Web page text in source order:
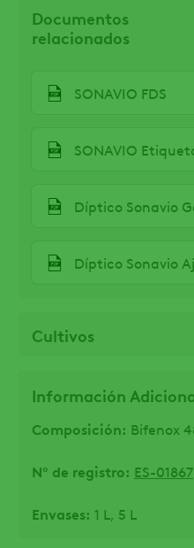
Documentos
relacionados
SONAVIO FDS
SONAVIO
Díptico Sonavio
Díptico Sonavio
Cultivos
Información
Composición: Bifenox
Nº de registro: ES-01867
Envases: 1 L, 5 L